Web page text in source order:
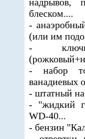
блеском....
-
(или им
- ключи
- набор
ванадиевых
- штатный
- "жидкий
WD-40...
- бензин